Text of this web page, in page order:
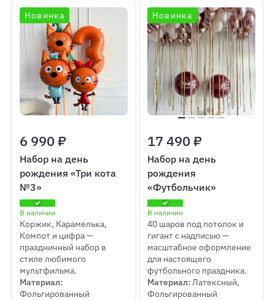
Новинка
6 990 ₽
Набор на день
рождения «Три кота
№3»
В наличии
Коржик, Карамелька,
Компот и цифра —
праздничный набор в
стиле любимого
мультфильма.
Материал:
Фольгированный
Новинка
17 490 ₽
Набор на день
рождения
«Футбольчик»
В наличии
40 шаров под потолок и
гигант с надписью —
масштабное оформление
для настоящего
футбольного праздника.
Материал:Латексный,
Фольгированный